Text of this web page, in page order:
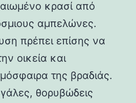
κρασί από
αμπελώνες.
πρέπει επίσης να
οικεία και
της βραδιάς.
θορυβώδεις